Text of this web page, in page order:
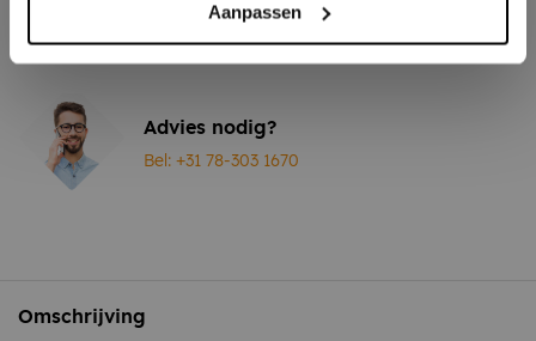
Aanpassen
Klanten beoordelen ons met een5/5! ⭐⭐⭐⭐⭐
Advies nodig?
Bel: +31 78-303 1670
Omschrijving